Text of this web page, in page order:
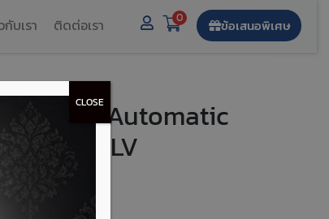
กับเรา ติดต่อเรา 0 ข้อเสนอพิเศษ
โต้ (Ford Automatic
XT12QULV
CLOSE